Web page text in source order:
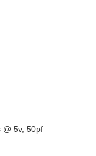
5v, 50pf